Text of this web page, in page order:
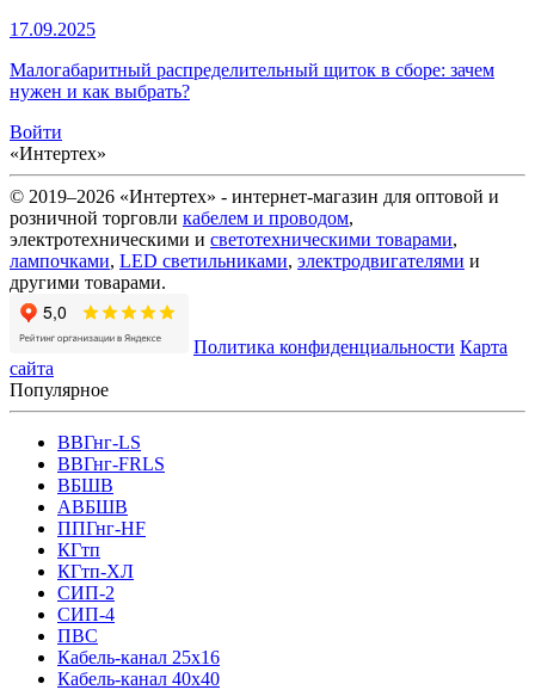
17.09.2025
Малогабаритный распределительный щиток в сборе: зачем
нужен и как выбрать?
Войти
«Интертех»
© 2019–2026 «Интертех» - интернет-магазин для оптовой и
розничной торговли кабелем и проводом,
электротехническими и светотехническими товарами,
лампочками, LED светильниками, электродвигателями и
другими товарами.
Политика конфиденциальности Карта
сайта
Популярное
ВВГнг-LS
ВВГнг-FRLS
ВБШВ
АВБШВ
ППГнг-HF
КГтп
КГтп-ХЛ
СИП-2
СИП-4
ПВС
Кабель-канал 25х16
Кабель-канал 40х40